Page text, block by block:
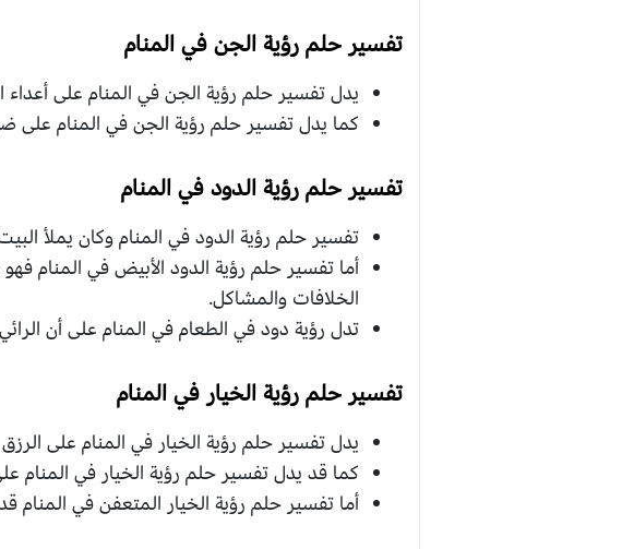
تفسير حلم رؤية الجن في المنام
يدل تفسير حلم رؤية الجن في المنام على أعداء
كما يدل تفسير حلم رؤية الجن في المنام
تفسير حلم رؤية الدود في المنام
تفسير حلم رؤية الدود في المنام وكان يملأ
أما تفسير حلم رؤية الدود الأبيض في المنام فهو
الخلافات والمشاكل.
تدل رؤية دود في الطعام في المنام على أن
تفسير حلم رؤية الخيار في المنام
يدل تفسير حلم رؤية الخيار في المنام على
كما قد يدل تفسير حلم رؤية الخيار في المنام
أما تفسير حلم رؤية الخيار المتعفن في